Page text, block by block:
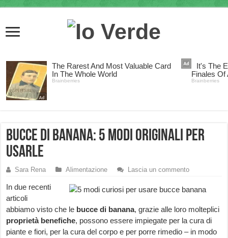
Bucce di banana: 5 modi originali per
usarle
Sara Rena Alimentazione Lascia un commento
In due recenti
articoli
abbiamo visto che le bucce di banana, grazie alle loro molteplici
proprietà benefiche, possono essere impiegate per la cura di
piante e fiori, per la cura del corpo e per porre rimedio – in modo